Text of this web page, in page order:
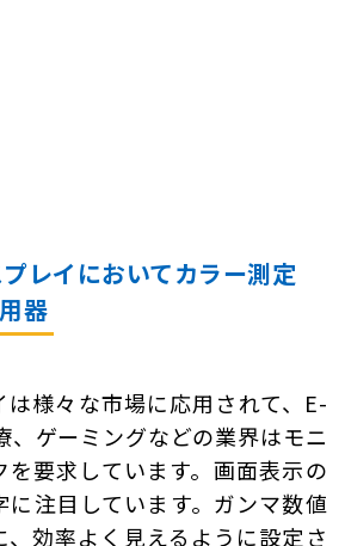
レイにおいてカラー測定
器
は様々な市場に応用されて、E-
ゲーミングなどの業界はモニ
を要求しています。画面表示の
に注目しています。ガンマ数値
、効率よく見えるように設定さ